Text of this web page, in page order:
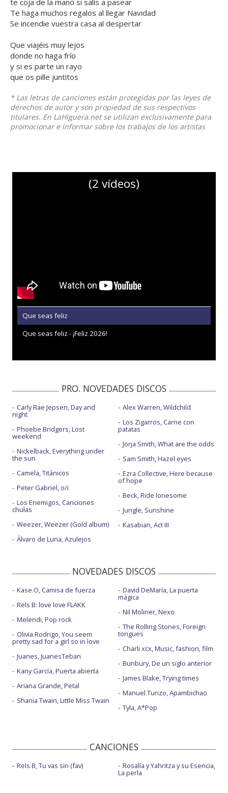
te coja de la mano si salís a pasear
Te haga muchos regalos al llegar Navidad
Se incendie vuestra casa al despertar
Que viajéis muy lejos
donde no haga frío
y si es parte un rayo
que os pille juntitos
* Las letras de canciones están protegidas por las leyes de
derechos de autor y son propiedad de sus respectivos
titulares. En LaHiguera.net se utilizan exclusivamente para
promocionar e informar sobre los trabajos de los artistas
(2 vídeos)
Que seas feliz
Que seas feliz - ¡Feliz 2026!
PRO. NOVEDADES DISCOS
Carly Rae Jepsen, Day and
night
Phoebe Bridgers, Lost
weekend
Nickelback, Everything under
the sun
Camela, Titánicos
Peter Gabriel, o/i
Los Enemigos, Canciones
chulas
Weezer, Weezer (Gold album)
Álvaro de Luna, Azulejos
Alex Warren, Wildchild
Los Zigarros, Carne con
patatas
Jorja Smith, What are the odds
Sam Smith, Hazel eyes
Ezra Collective, Here because
of hope
Beck, Ride lonesome
Jungle, Sunshine
Kasabian, Act III
NOVEDADES DISCOS
Kase.O, Camisa de fuerza
Rels B: love love FLAKK
Melendi, Pop rock
Olivia Rodrigo, You seem
pretty sad for a girl so in love
Juanes, JuanesTeban
Kany García, Puerta abierta
Ariana Grande, Petal
Shania Twain, Little Miss Twain
David DeMaría, La puerta
mágica
Nil Moliner, Nexo
The Rolling Stones, Foreign
tongues
Charli xcx, Music, fashion, film
Bunbury, De un siglo anterior
James Blake, Trying times
Manuel Turizo, Apambichao
Tyla, A*Pop
CANCIONES
Rels B, Tu vas sin (fav) Rosalía y Yahritza y su Esencia,
La perla